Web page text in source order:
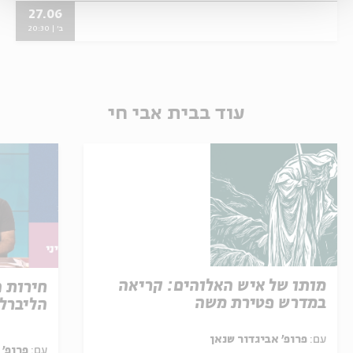
27.06
ב' | 20:30
עוד בבית אבי חי
מותו של איש האלוהים: קריאה
במדרש פטירת משה
עם: